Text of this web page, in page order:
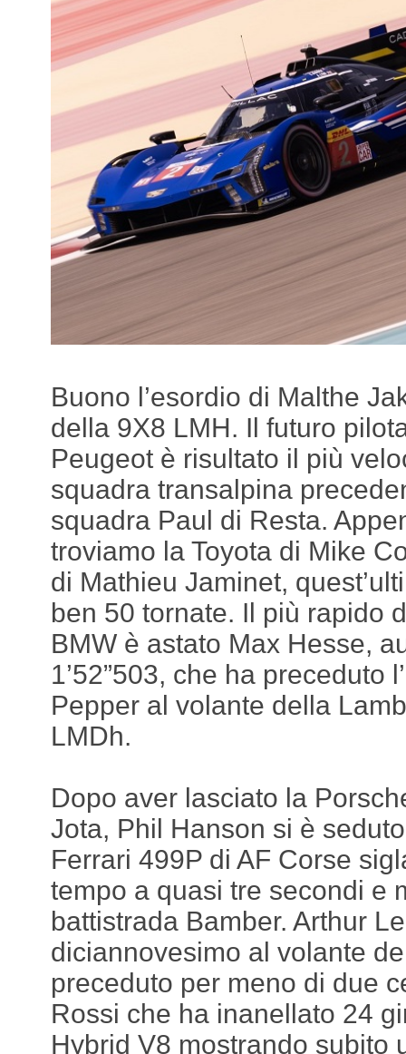
Buono l’esordio di Malthe
della 9X8 LMH. Il futuro
Peugeot è risultato il più
squadra transalpina
squadra Paul di Resta.
troviamo la Toyota di Mike
di Mathieu Jaminet,
ben 50 tornate. Il più rapido
BMW è astato Max Hesse,
1’52”503, che ha preceduto
Pepper al volante della
LMDh.
Dopo aver lasciato la
Jota, Phil Hanson si è
Ferrari 499P di AF Corse
tempo a quasi tre secondi e
battistrada Bamber. Arthur
diciannovesimo al volante
preceduto per meno di due
Rossi che ha inanellato 24
Hybrid V8 mostrando subito